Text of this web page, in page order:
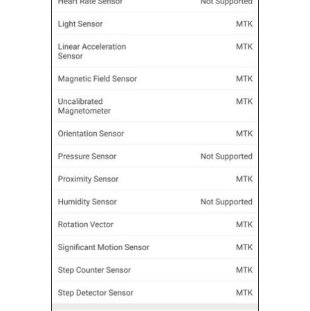
จุดเด่นน่าสนใจSpecial & Features
หน่วยความจำภายใน / ระบบปฎิบัติการ